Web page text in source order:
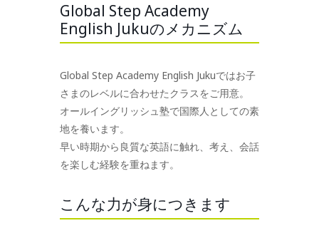
Global Step Academy
English Jukuのメカニズム
Global Step Academy English Jukuではお子
さまのレベルに合わせたクラスをご用意。
オールイングリッシュ塾で国際人としての素
地を養います。
早い時期から良質な英語に触れ、考え、会話
を楽しむ経験を重ねます。
こんな力が身につきます